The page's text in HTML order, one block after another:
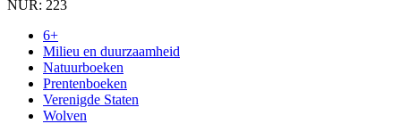
NUR: 223
6+
Milieu en duurzaamheid
Natuurboeken
Prentenboeken
Verenigde Staten
Wolven